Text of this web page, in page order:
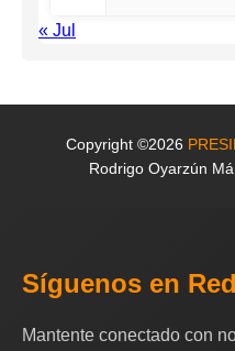
« Jul
Copyright ©2026
Rodrigo Oyarzún
Síguenos en
Mantente conectado con